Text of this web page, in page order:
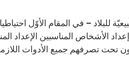
للبلاد – في المقام الأوّل
الأشخاص المناسبين الإعداد
تحت تصرفهم جميع الأدوات